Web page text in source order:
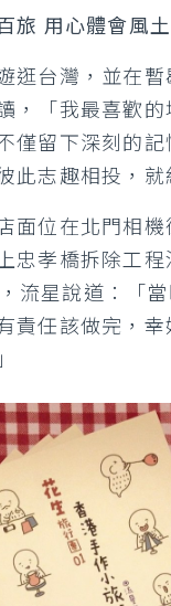
旅 用心體會風
逛台灣，並在
，「我最喜歡
僅留下深刻的
此志趣相投，
面位在北門相
忠孝橋拆除工
流星說道：「
責任該做完，